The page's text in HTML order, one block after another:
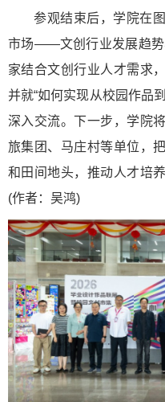
参观结束后，学院在
市场——文创行业发展趋势
家结合文创行业人才需求
并就“如何实现从校园作品
深入交流。下一步，学院
旅集团、马庄村等单位，
和田间地头，推动人才培
(作者：吴鸿)